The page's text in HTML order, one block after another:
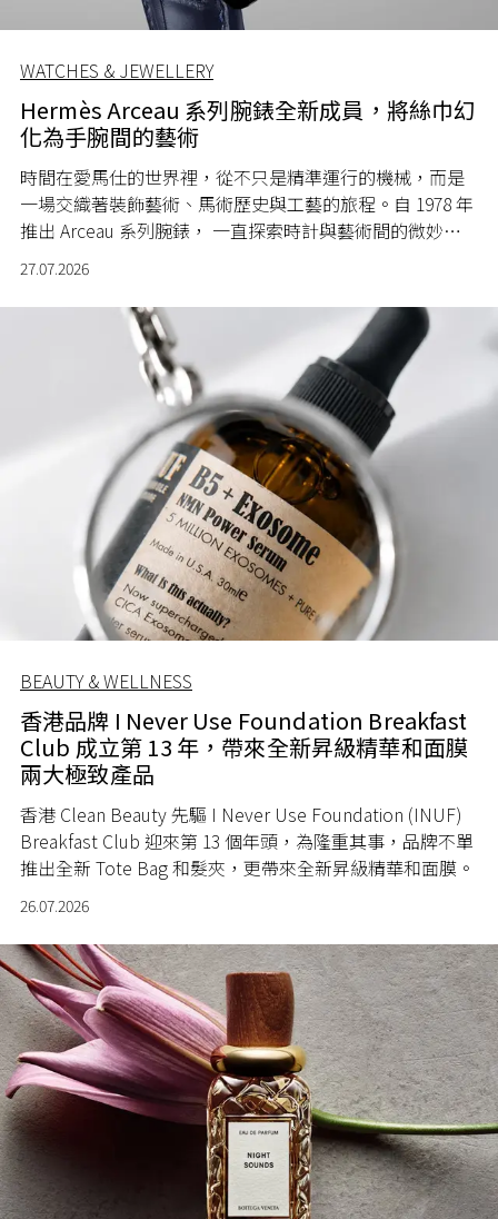
WATCHES & JEWELLERY
Hermès Arceau 系列腕錶全新成員，將絲巾幻
化為手腕間的藝術
時間在愛馬仕的世界裡，從不只是精準運行的機械，而是
一場交織著裝飾藝術、馬術歷史與工藝的旅程。自 1978 年
推出 Arceau 系列腕錶， 一直探索時計與藝術間的微妙關
27.07.2026
BEAUTY & WELLNESS
香港品牌 I Never Use Foundation Breakfast
Club 成立第 13 年，帶來全新昇級精華和面膜
兩大極致產品
香港 Clean Beauty 先驅 I Never Use Foundation (INUF)
Breakfast Club 迎來第 13 個年頭，為隆重其事，品牌不單
推出全新 Tote Bag 和髮夾，更帶來全新昇級精華和面膜。
26.07.2026